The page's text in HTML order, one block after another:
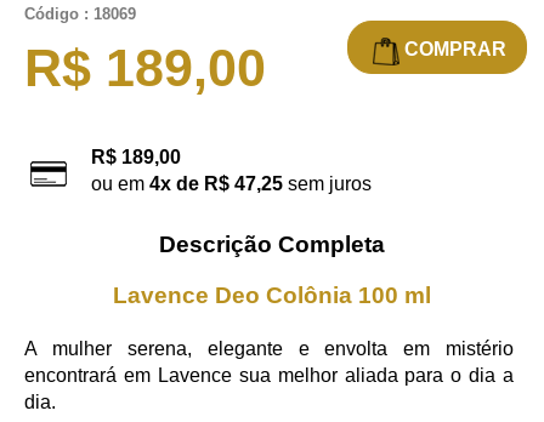
Código : 18069
R$ 189,00
R$ 189,00
ou em 4x de R$ 47,25 sem juros
COMPRAR
Descrição Completa
Lavence Deo Colônia 100 ml
A mulher serena, elegante e envolta em mistério
encontrará em Lavence sua melhor aliada para o dia a
dia.